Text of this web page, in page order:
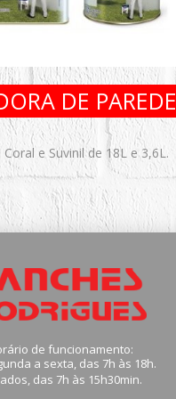
DE PAREDE
e Suvinil de 18L e 3,6L.
de funcionamento:
a sexta, das 7h às 18h.
das 7h às 15h30min.